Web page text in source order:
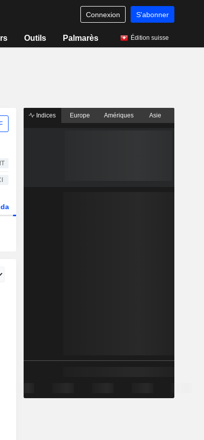
Connexion S'abonner
Outils Palmarès Édition suisse
Indices Europe Amériques Asie